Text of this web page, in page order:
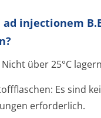
ad injectionem
über 25°C
Es sind
erforderlich.